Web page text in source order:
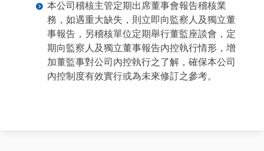
本公司稽核主管定期出席董事會報告稽核業
務，如遇重大缺失，則立即向監察人及獨立董
事報告，另稽核單位定期舉行董監座談會，定
期向監察人及獨立董事報告內控執行情形，增
加董監事對公司內控執行之了解，確保本公司
內控制度有效實行或為未來修訂之參考。